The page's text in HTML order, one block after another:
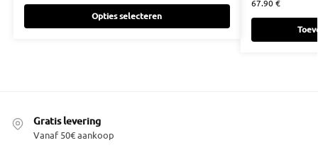
Opties selecteren
67.90€
Gratis levering
Vanaf 50€ aankoop